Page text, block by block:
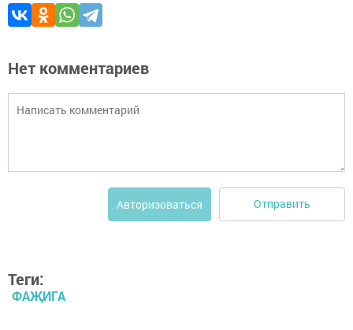
Нет комментариев
Авторизоваться Отправить
Теги:
ФАҖИГА